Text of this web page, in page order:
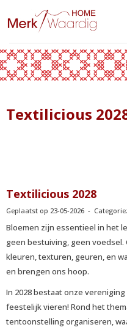
Textilicious
Textilicious 2028
Geplaatst op 23-05-2026 -
Bloemen zijn essentieel in het
geen bestuiving, geen
kleuren, texturen, geuren, en
en brengen ons hoop.
In 2028 bestaat onze
feestelijk vieren! Rond het
tentoonstelling organiseren,